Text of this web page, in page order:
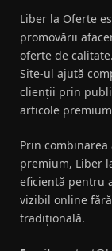
Liber la Oferte
promovării
oferte de calitate.
Site-ul ajută
clienții prin
articole
Prin
premium, Liber
eficientă pentru
vizibil online
tradițională.